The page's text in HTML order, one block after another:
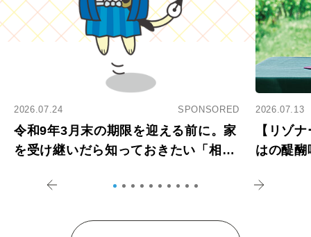
2026.07.24 SPONSORED
令和9年3月末の期限を迎える前に。家
を受け継いだら知っておきたい「相続
2026.07.13
【リゾ
はの醍